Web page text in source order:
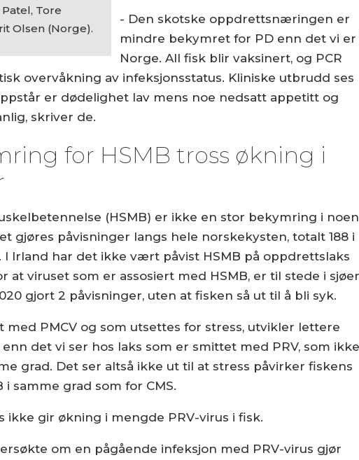
Tore
Olsen (Norge).
- Den skotske oppdrettsnæringen er
mindre bekymret for PD enn det vi er
Norge. All fisk blir vaksinert, og PCR
overvåkning av infeksjonsstatus. Kliniske utbrudd ses
er dødelighet lav mens noe nedsatt appetitt og
skriver de.
for HSMB tross økning i
(HSMB) er ikke en stor bekymring i noen
gjøres påvisninger langs hele norskekysten, totalt 188 i
I Irland har det ikke vært påvist HSMB på oppdrettslaks
at viruset som er assosiert med HSMB, er til stede i
gjort 2 påvisninger, uten at fisken så ut til å bli syk.
med PMCV og som utsettes for stress, utvikler lettere
det vi ser hos laks som er smittet med PRV, som ikke
grad. Det ser altså ikke ut til at stress påvirker fiskens
samme grad som for CMS.
ikke gir økning i mengde PRV-virus i fisk.
om en pågående infeksjon med PRV-virus gjør